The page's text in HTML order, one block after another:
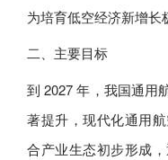
为培育低空经济新增长
二、主要目标
到 2027 年，我国通用
著提升，现代化通用
合产业生态初步形成